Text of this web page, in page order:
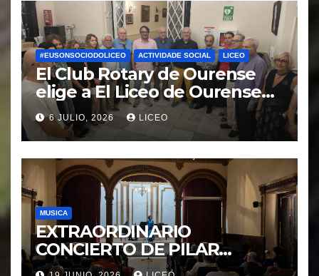
#EUSONSOCIODOLICEO ACTIVIDADE SOCIAL LICEO
El Club Rotary de Ourense
elige a El Liceo de Ourense
para la puesta en marcha del
proyecto “Ciudad Cardio
Protegida”.
6 JULIO, 2026 LICEO
MUSICA
EXTRAORDINARIO
CONCIERTO DE PILAR
MORÁGUEZ e ARABEL